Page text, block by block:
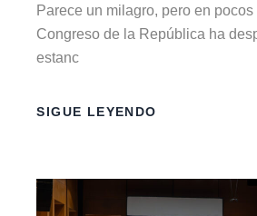
Parece un milagro, pero en pocos
Congreso de la República ha
estanc
SIGUE LEYENDO